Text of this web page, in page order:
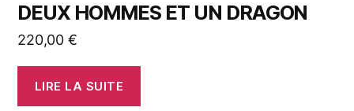
DEUX HOMMES ET UN DRAGON
220,00 €
LIRE LA SUITE